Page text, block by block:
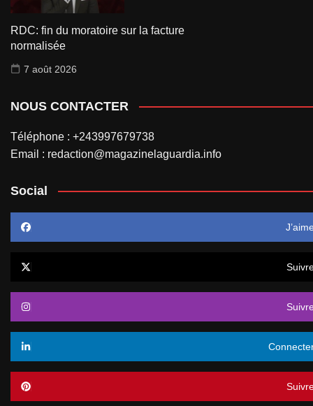
RDC: fin du moratoire sur la facture
normalisée
7 août 2026
NOUS CONTACTER
Téléphone : +243997679738
Email : redaction@magazinelaguardia.info
Social